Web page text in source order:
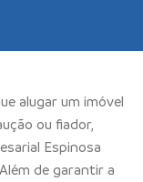
alugar um imóvel
ou fiador,
Espinosa
de garantir a